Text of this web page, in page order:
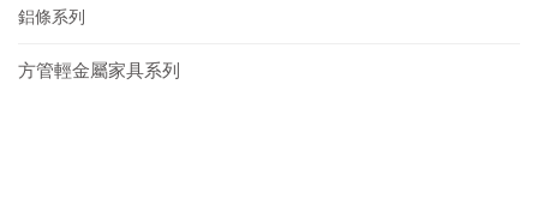
鋁條系列
方管輕金屬家具系列